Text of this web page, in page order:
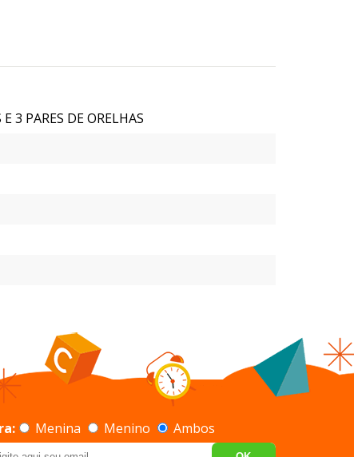
3 PARES DE ORELHAS
Menina Menino Ambos